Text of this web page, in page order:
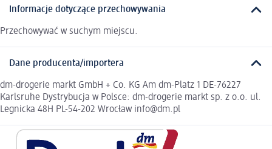
Informacje dotyczące przechowywania
Przechowywać w suchym miejscu.
Dane producenta/importera
dm-drogerie markt GmbH + Co. KG Am dm-Platz 1 DE-76227
Karlsruhe Dystrybucja w Polsce: dm-drogerie markt sp. z o.o. ul.
Legnicka 48H PL-54-202 Wrocław info@dm.pl